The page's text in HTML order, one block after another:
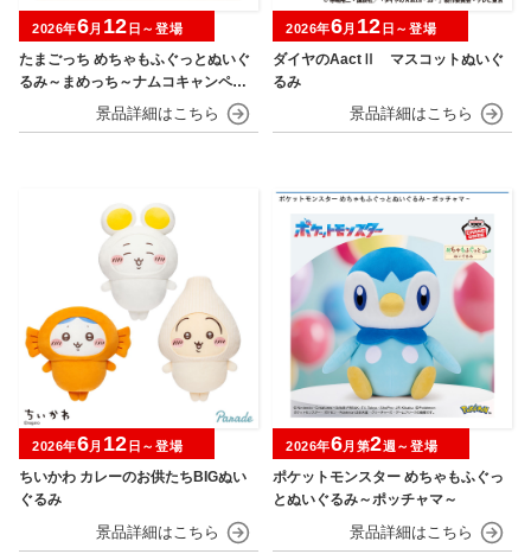
たまごっち めちゃもふぐっとぬいぐ
るみ～まめっち～ナムコキャンペー
2026年6月 12 日～登場
ダイヤのAactⅡ マスコットぬいぐ
るみ
2026年6月 12 日～登場
ちいかわ カレーのお供たちBIGぬい
ぐるみ
2026年6月 12 日～登場
ポケットモンスター めちゃもふぐっ
とぬいぐるみ～ポッチャマ～
2026年6月第2週～登場